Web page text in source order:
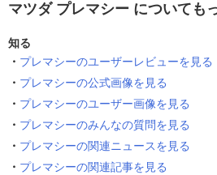
マツダ プレマシー についても
知る
プレマシーのユーザーレビューを見る
プレマシーの公式画像を見る
プレマシーのユーザー画像を見る
プレマシーのみんなの質問を見る
プレマシーの関連ニュースを見る
プレマシーの関連記事を見る